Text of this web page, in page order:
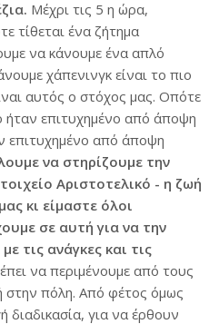
Μέχρι τις 5 η ώρα,
τίθεται ένα ζήτημα
να κάνουμε ένα απλό
χάπενινγκ είναι το πιο
αυτός ο στόχος μας. Οπότε
ήταν επιτυχημένο από άποψη
επιτυχημένο από άποψη
να στηρίζουμε την
Αριστοτελικό - η ζωή
κι είμαστε όλοι
σε αυτή για να την
τις ανάγκες και τις
να περιμένουμε από τους
στην πόλη. Από φέτος όμως
διαδικασία, για να έρθουν